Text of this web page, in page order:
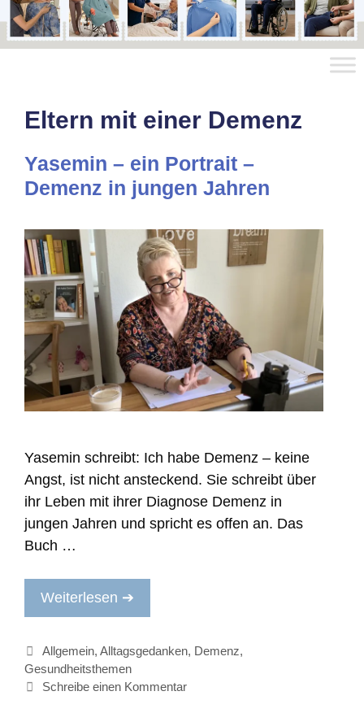
Eltern mit einer Demenz
Yasemin – ein Portrait –
Demenz in jungen Jahren
Yasemin schreibt: Ich habe Demenz – keine
Angst, ist nicht ansteckend. Sie schreibt über
ihr Leben mit ihrer Diagnose Demenz in
jungen Jahren und spricht es offen an. Das
Buch …
Weiterlesen ➔
Kategorien
Allgemein,Alltagsgedanken, Demenz,
Gesundheitsthemen
Schreibe einen Kommentar